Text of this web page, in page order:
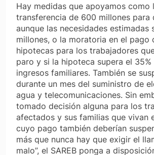
Hay medidas que apoyamos como
transferencia de 600 millones para
aunque las necesidades estimadas
millones, o la moratoria en el pago
hipotecas para los trabajadores
paro y si la hipoteca supera el 35%
ingresos familiares. También se
durante un mes del suministro de
agua y telecomunicaciones. Sin
tomado decisión alguna para los
afectados y sus familias que vivan
cuyo pago también deberían
más que nunca hay que exigir el
malo”, el SAREB ponga a